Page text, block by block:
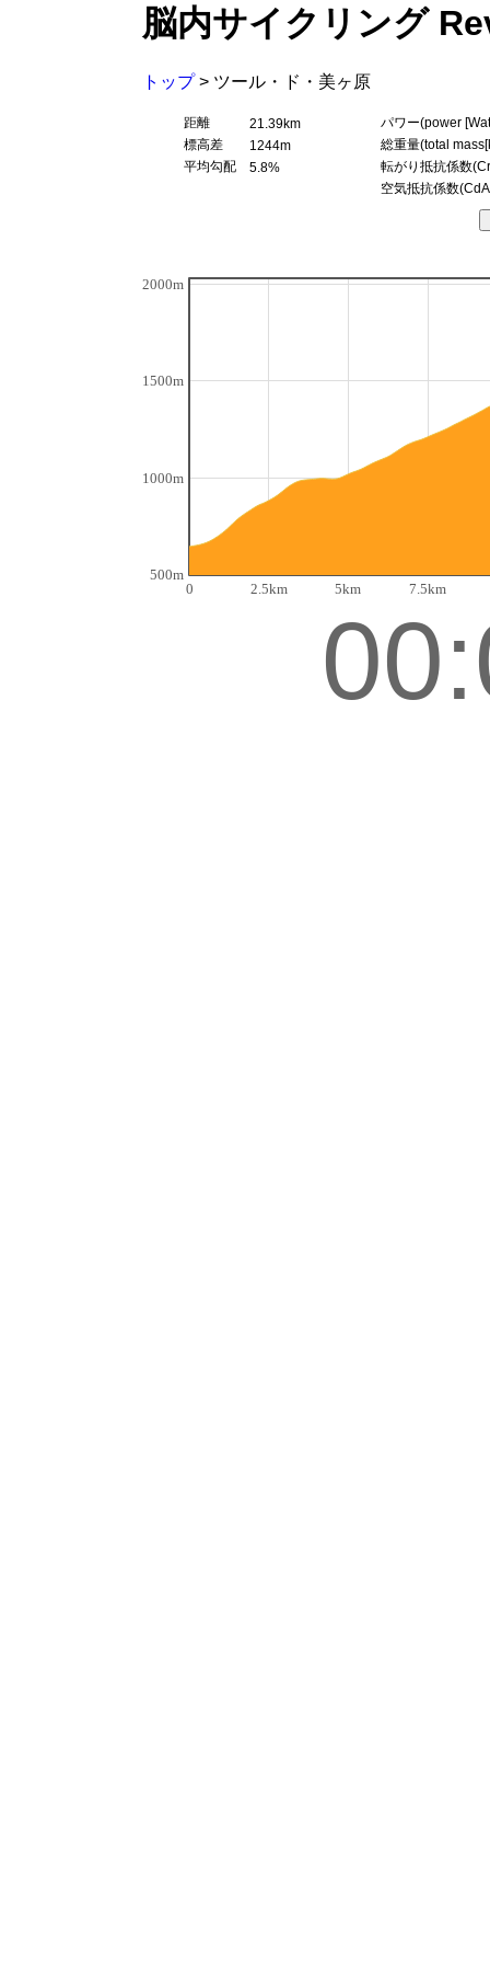
脳内サイクリング
トップ> ツール・ド・美ヶ原
距離
21.39km
標高差
1244m
平均勾配
5.8%
パワー(power
総重量(total
転がり抵抗係数
空気抵抗係数
0 2.5km 5km 7.5km
500m
1000m
1500m
2000m